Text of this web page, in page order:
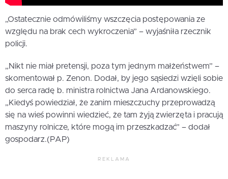
„Ostatecznie odmówiliśmy wszczęcia postępowania ze
względu na brak cech wykroczenia” – wyjaśniła rzecznik
policji.
„Nikt nie miał pretensji, poza tym jednym małżeństwem” –
skomentował p. Zenon. Dodał, by jego sąsiedzi wzięli sobie
do serca radę b. ministra rolnictwa Jana Ardanowskiego.
„Kiedyś powiedział, że zanim mieszczuchy przeprowadzą
się na wieś powinni wiedzieć, że tam żyją zwierzęta i pracują
maszyny rolnicze, które mogą im przeszkadzać” – dodał
gospodarz.(PAP)
REKLAMA